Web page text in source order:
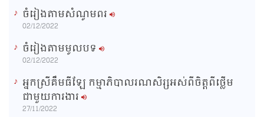
ចំរៀងតាមសំណូមពរ
02/12/2022
ចំរៀងតាមមូលបទ
02/12/2022
អ្នកស្រីគឹមធីឡែ កម្មាភិបាលរណសិរ្សអស់ពីចិត្តពីថ្លើម
ជាមួយការងារ
27/11/2022